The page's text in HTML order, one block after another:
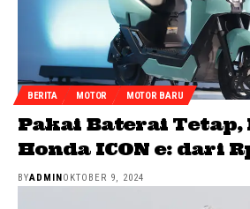
BERITA MOTOR MOTOR BARU
Pakai Baterai Tetap,
Honda ICON e: dari
BYADMIN OKTOBER 9, 2024